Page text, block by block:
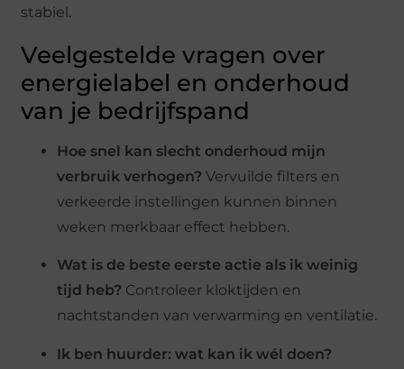
stabiel.
Veelgestelde vragen over
energielabel en onderhoud
van je bedrijfspand
Hoe snel kan slecht onderhoud mijn
verbruik verhogen? Vervuilde filters en
verkeerde instellingen kunnen binnen
weken merkbaar effect hebben.
Wat is de beste eerste actie als ik weinig
tijd heb? Controleer kloktijden en
nachtstanden van verwarming en ventilatie.
Ik ben huurder: wat kan ik wél doen?